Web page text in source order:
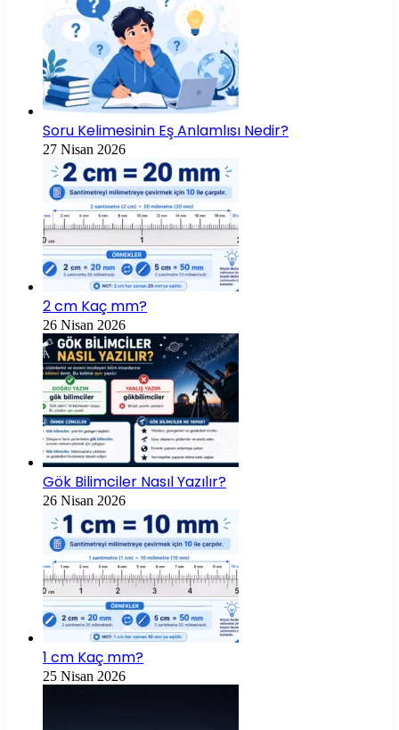
Soru Kelimesinin Eş Anlamlısı Nedir?
27 Nisan 2026
2 cm Kaç mm?
26 Nisan 2026
Gök Bilimciler Nasıl Yazılır?
26 Nisan 2026
1 cm Kaç mm?
25 Nisan 2026